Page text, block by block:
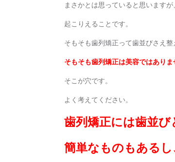
まさかとは思っていると思いますが
起こりえることです。
そもそも歯列矯正って歯並びさえ整
そもそも歯列矯正は美容ではありま
そこが穴です。
よく考えてください。
歯列矯正には歯並び
簡単なものもあるし